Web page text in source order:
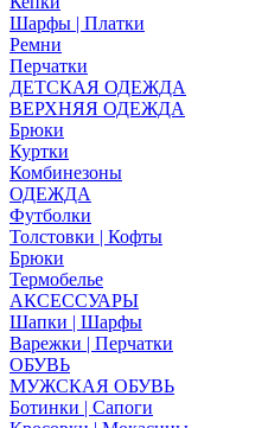
Шарфы | Платки
Ремни
Перчатки
ДЕТСКАЯ ОДЕЖДА
ВЕРХНЯЯ ОДЕЖДА
Брюки
Куртки
Комбинезоны
ОДЕЖДА
Футболки
Толстовки | Кофты
Брюки
Термобелье
АКСЕССУАРЫ
Шапки | Шарфы
Варежки | Перчатки
ОБУВЬ
МУЖСКАЯ ОБУВЬ
Ботинки | Сапоги